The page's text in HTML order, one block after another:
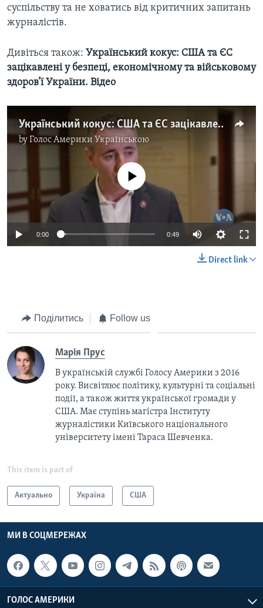
суспільству та не ховатись від критичних запитань
журналістів.
Дивіться також: Український кокус: США та ЄС
зацікавлені у безпеці, економічному та військовому
здоров’ї України. Відео
Український кокус: США та ЄС зацікавлені у безпеці, економічному та військовому здоров’ї України. Відео
byГолос Америки Українською
No media source currently available
0:00 0:49
Direct link
Поділитись Follow us
Марія Прус
В українській службі Голосу Америки з 2016
року. Висвітлює політику, культурні та соціальні
події, а також життя української громади у
США. Має ступінь магістра Інституту
журналістики Київського національного
університету імені Тараса Шевченка.
This item is part of
Актуально Україна США
МИ В СОЦМЕРЕЖАХ
ГОЛОС АМЕРИКИ